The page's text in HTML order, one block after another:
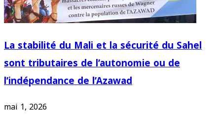
La stabilité du Mali et la sécurité du Sahel
sont tributaires de l’autonomie ou de
l’indépendance de l’Azawad
mai 1, 2026